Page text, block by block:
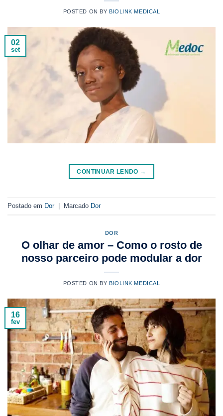
POSTED ON BY BIOLINK MEDICAL
02
set
CONTINUAR LENDO →
Postado em Dor Marcado Dor
DOR
O olhar de amor – Como o rosto de
nosso parceiro pode modular a dor
POSTED ON BY BIOLINK MEDICAL
16
fev